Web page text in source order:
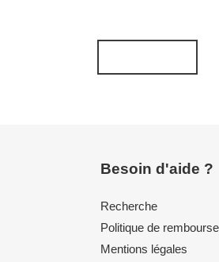
Besoin d'aide ?
Recherche
Politique de
Mentions légales